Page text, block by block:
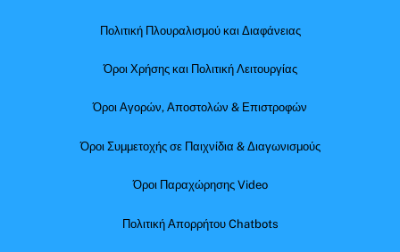
Πολιτική Πλουραλισμού και Διαφάνειας
Όροι Χρήσης και Πολιτική Λειτουργίας
Όροι Αγορών, Αποστολών & Επιστροφών
Όροι Συμμετοχής σε Παιχνίδια & Διαγωνισμούς
Όροι Παραχώρησης Video
Πολιτική Απορρήτου Chatbots